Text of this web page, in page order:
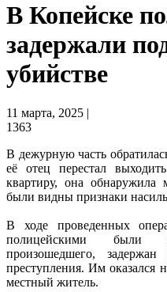
В Копейске
задержали
убийстве
11 марта, 2025 |
1363
В дежурную часть
её отец перестал
квартиру, она
были видны признаки
В ходе проведенных
полицейскими были
произошедшего,
преступления. Им оказался
местный житель.